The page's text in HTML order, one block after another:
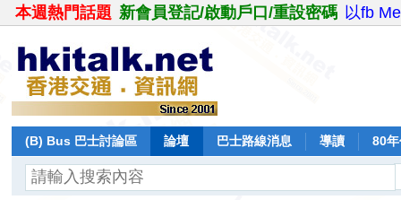
本週熱門話題 新會員登記/啟動戶口/重設密碼 以fb
(B) Bus 巴士討論區 論壇 巴士路線消息 導讀 80